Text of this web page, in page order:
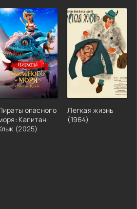
опасного
Капитан
(2025)
Легкая жизнь
(1964)